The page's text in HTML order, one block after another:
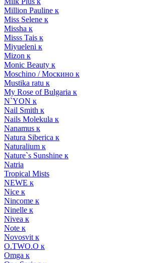
Million Pauline к
Miss Selene к
Missha к
Misss Tais к
Miyueleni к
Mizon к
Monic Beauty к
Moschino / Москино к
Mustika ratu к
My Rose of Bulgaria к
N`YON к
Nail Smith к
Nails Molekula к
Nanamus к
Natura Siberica к
Naturalium к
Nature`s Sunshine к
Natria
Tropical Mists
NEWE к
Nice к
Nincome к
Ninelle к
Nivea к
Note к
Novosvit к
O.TWO.O к
Omga к